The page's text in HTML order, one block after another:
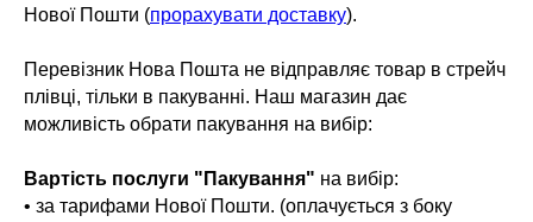
Нової Пошти (прорахувати доставку).
Перевізник Нова Пошта не відправляє товар в стрейч
плівці, тільки в пакуванні. Наш магазин дає
можливість обрати пакування на вибір:
Вартість послуги "Пакування" на вибір:
• за тарифами Нової Пошти. (оплачується з боку